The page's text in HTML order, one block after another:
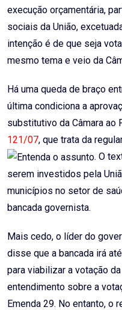
execução orçamentária,
sociais da União,
intenção é de que seja
mesmo tema e veio da
Há uma queda de braço
última condiciona a
substitutivo da Câmara ao
121/07, que trata da
. O
serem investidos pela
municípios no setor de
bancada governista.
Mais cedo, o líder do
disse que a bancada irá
para viabilizar a votação
entendimento sobre a
Emenda 29. No entanto, o